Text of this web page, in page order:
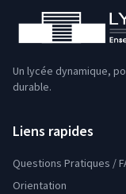
Un lycée dynamique,
durable.
Liens rapides
Questions Pratiques /
Orientation